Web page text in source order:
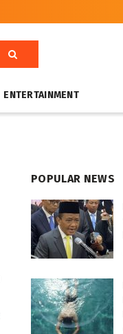
ENTERTAINMENT
POPULAR NEWS